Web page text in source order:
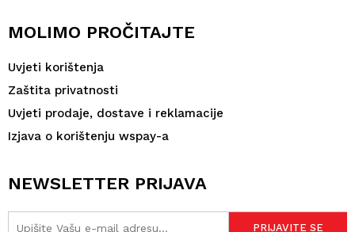
MOLIMO PROČITAJTE
Uvjeti korištenja
Zaštita privatnosti
Uvjeti prodaje, dostave i reklamacije
Izjava o korištenju wspay-a
NEWSLETTER PRIJAVA